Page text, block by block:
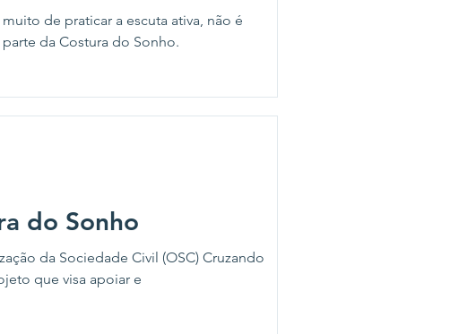
de praticar a escuta ativa, não é
da Costura do Sonho.
do Sonho
da Sociedade Civil (OSC) Cruzando
que visa apoiar e